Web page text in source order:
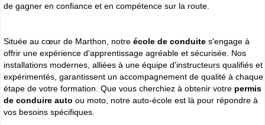
de gagner en confiance et en compétence sur la route.
Située au cœur de Marthon, notre école de conduite s'engage à
offrir une expérience d'apprentissage agréable et sécurisée. Nos
installations modernes, alliées à une équipe d'instructeurs qualifiés et
expérimentés, garantissent un accompagnement de qualité à chaque
étape de votre formation. Que vous cherchiez à obtenir votre permis
de conduire auto ou moto, notre auto-école est là pour répondre à
vos besoins spécifiques.